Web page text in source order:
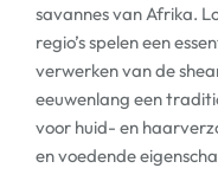
savannes van Afrika.
regio’s spelen een
verwerken van de
eeuwenlang een
voor huid- en
en voedende